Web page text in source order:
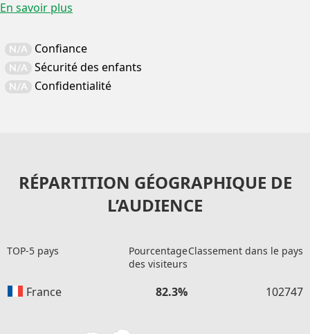
En savoir plus
N/A Confiance
N/A Sécurité des enfants
N/A Confidentialité
RÉPARTITION GÉOGRAPHIQUE DE
L’AUDIENCE
TOP-5 pays
Pourcentage
des visiteurs
Classement dans le pays
France 82.3% 102747